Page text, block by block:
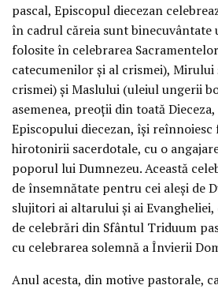
pascal, Episcopul diecezan
în cadrul căreia sunt
folosite în celebrarea
catecumenilor și al crismei),
crismei) și Maslului (uleiul ungerii
asemenea, preoții din toată
Episcopului diecezan, își
hirotonirii sacerdotale, cu o
poporul lui Dumnezeu. Această
de însemnătate pentru cei aleși de
slujitori ai altarului și ai
de celebrări din Sfântul Triduum
cu celebrarea solemnă a Învierii
Anul acesta, din motive pastorale,